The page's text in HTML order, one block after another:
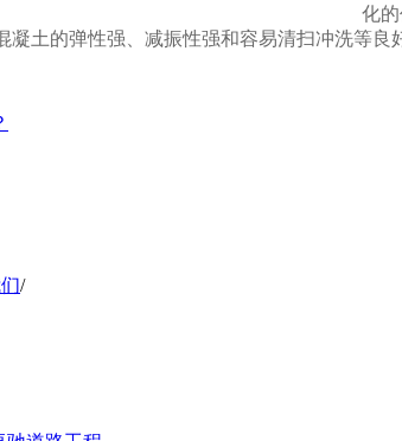
化的
土的弹性强、减振性强和容易清扫冲洗等
/